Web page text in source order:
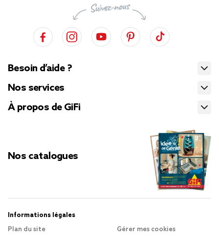
Besoin d’aide ?
Nos services
À propos de GiFi
Nos catalogues
Informations légales
Plan du site
Gérer mes cookies